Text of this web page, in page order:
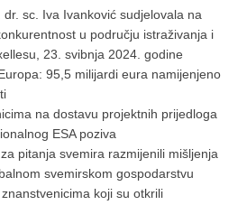
sc. Iva Ivanković sudjelovala na
u području istraživanja i
23. svibnja 2024. godine
95,5 milijardi eura namijenjeno
na dostavu projektnih prijedloga
ESA poziva
pitanja svemira razmijenili mišljenja
svemirskom gospodarstvu
koji su otkrili